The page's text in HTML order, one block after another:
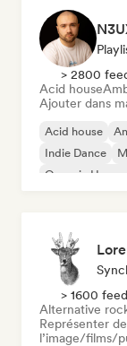
> 2800
Acid house
Ajouter dans
Acid house
Indie Dance
Organic House
> 1600
Alternative
Représenter
l’image/films/